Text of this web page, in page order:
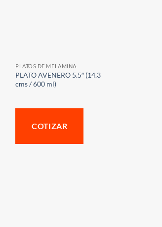
PLATOS DE MELAMINA
PLATO AVENERO 5.5″ (14.3
cms / 600 ml)
COTIZAR